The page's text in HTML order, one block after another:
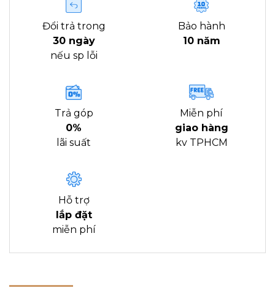
Đổi trả trong
30 ngày
nếu sp lỗi
Bảo hành
10 năm
Trả góp
0%
lãi suất
Miễn phí
giao hàng
kv TPHCM
Hỗ trợ
lắp đặt
miễn phí